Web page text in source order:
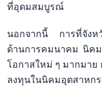
ที่อุดมสมบูรณ์
นอกจากนี้ การที่จังหวั
ด้านการคมนาคม นิคม
โอกาสใหม่ ๆ มากมาย
ลงทุนในนิคมอุตสาหก